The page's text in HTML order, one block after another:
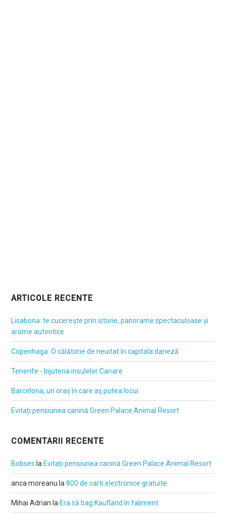
ARTICOLE RECENTE
Lisabona: te cucerește prin istorie, panorame spectaculoase și
arome autentice
Copenhaga: O călătorie de neuitat în capitala daneză
Tenerife - bijuteria insulelor Canare
Barcelona, un oraș în care aș putea locui
Evitați pensiunea canină Green Palace Animal Resort
COMENTARII RECENTE
Bobses la Evitați pensiunea canină Green Palace Animal Resort
anca moreanu la800 de carti electronice gratuite
Mihai Adrian la Era să bag Kaufland în faliment